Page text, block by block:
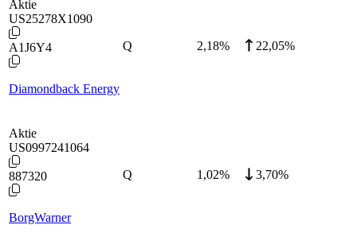
Aktie
US25278X1090
A1J6Y4
Diamondback Energy
Q 2,18% 22,05%
Aktie
US0997241064
887320
BorgWarner
Q 1,02% 3,70%